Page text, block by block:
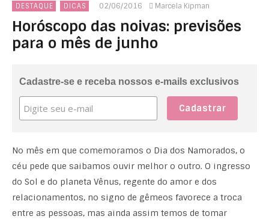
DESTAQUE DICAS 02/06/2016 Marcela Kipman
Horóscopo das noivas: previsões
para o mês de junho
Cadastre-se e receba nossos e-mails exclusivos
No mês em que comemoramos o Dia dos Namorados, o
céu pede que saibamos ouvir melhor o outro. O ingresso
do Sol e do planeta Vênus, regente do amor e dos
relacionamentos, no signo de gêmeos favorece a troca
entre as pessoas, mas ainda assim temos de tomar